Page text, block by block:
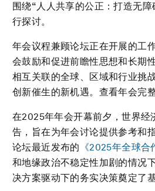
围绕“人人共享的公正：打造无
行探讨。
年会议程兼顾论坛正在开展的工
会鼓励和促进前瞻性思想和长期
相互关联的全球、区域和行业挑
创新催生的新机遇。查看年会完
在2025年年会开幕前夕，世界经
告，旨在为年会讨论提供参考和
论坛最近发布的 《2025年全球
和地缘政治不稳定性加剧的情况
决方案驱动下的务实决策奠定了基